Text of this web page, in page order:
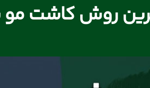
روش کاشت مو